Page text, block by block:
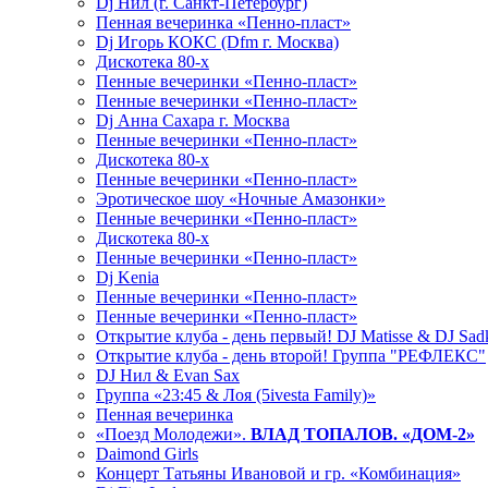
Пенная вечеринка «Пенно-пласт»
Dj Игорь КОКС (Dfm г. Москва)
Дискотека 80-х
Пенные вечеринки «Пенно-пласт»
Пенные вечеринки «Пенно-пласт»
Dj Анна Сахара г. Москва
Пенные вечеринки «Пенно-пласт»
Дискотека 80-х
Пенные вечеринки «Пенно-пласт»
Эротическое шоу «Ночные Амазонки»
Пенные вечеринки «Пенно-пласт»
Дискотека 80-х
Пенные вечеринки «Пенно-пласт»
Dj Kenia
Пенные вечеринки «Пенно-пласт»
Пенные вечеринки «Пенно-пласт»
Открытие клуба - день первый! DJ Matisse & DJ
Открытие клуба - день второй! Группа "РЕФЛЕКС"
DJ Нил & Evan Sax
Группа «23:45 & Лоя (5ivesta Family)»
Пенная вечеринка
«Поезд Молодежи». ВЛАД ТОПАЛОВ. «ДОМ-2»
Daimond Girls
Концерт Татьяны Ивановой и гр. «Комбинация»